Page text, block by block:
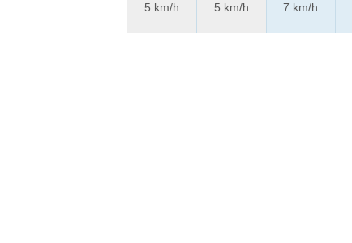
5 km/h
5 km/h
7 km/h